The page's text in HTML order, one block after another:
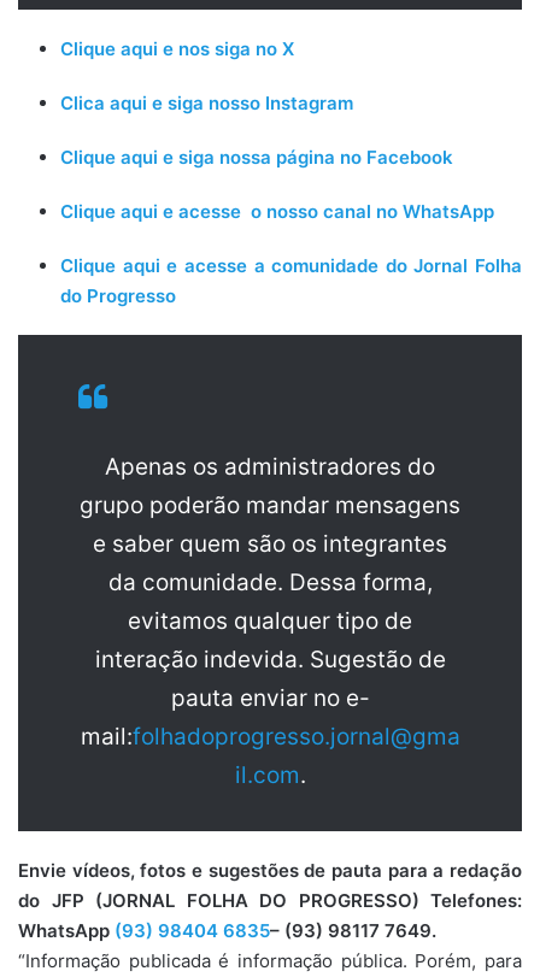
Clique aqui e nos siga no X
Clica aqui e siga nosso Instagram
Clique aqui e siga nossa página no Facebook
Clique aqui e acesse o nosso canal no WhatsApp
Clique aqui e acesse a comunidade do Jornal Folha
do Progresso
Apenas os administradores do
grupo poderão mandar mensagens
e saber quem são os integrantes
da comunidade. Dessa forma,
evitamos qualquer tipo de
interação indevida. Sugestão de
pauta enviar no e-
mail:folhadoprogresso.jornal@gma
il.com.
Envie vídeos, fotos e sugestões de pauta para a redação
do JFP (JORNAL FOLHA DO PROGRESSO) Telefones:
WhatsApp (93) 98404 6835– (93) 98117 7649.
“Informação publicada é informação pública. Porém, para